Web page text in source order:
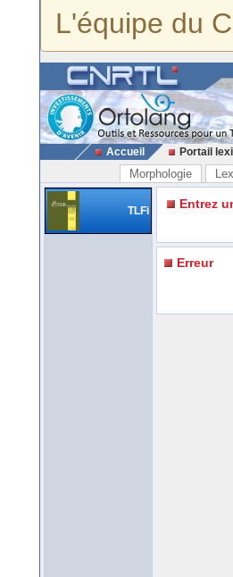
L'équipe du
Accueil Portail
Morphologie
TLFi Entrez
Erreur